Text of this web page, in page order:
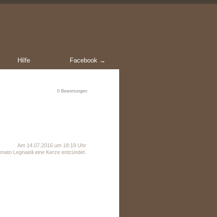
Hilfe Facebook →
0 Bewertungen
Am 14.07.2016 um 18:19 Uhr
Legnaioli eine Kerze entzündet.